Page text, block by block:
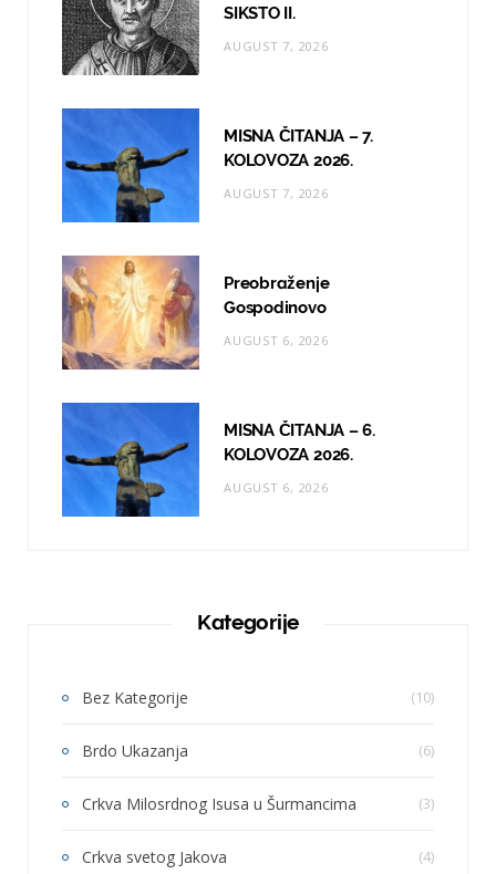
r
a
e
SIKSTO II.
AUGUST 7, 2026
MISNA ČITANJA – 7.
KOLOVOZA 2026.
AUGUST 7, 2026
Preobraženje
Gospodinovo
AUGUST 6, 2026
MISNA ČITANJA – 6.
KOLOVOZA 2026.
AUGUST 6, 2026
Kategorije
Bez Kategorije (10)
Brdo Ukazanja (6)
Crkva Milosrdnog Isusa u Šurmancima (3)
Crkva svetog Jakova (4)